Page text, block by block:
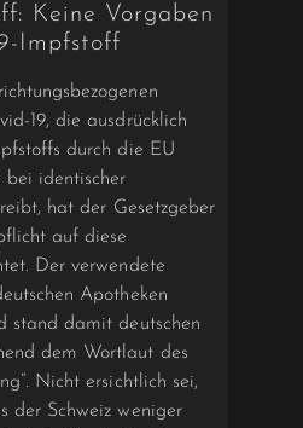
Keine Vorgaben
Impfstoff
19, die ausdrücklich
durch die EU
bei identischer
hat der Gesetzgeber
auf diese
Der verwendete
Apotheken
stand damit deutschen
dem Wortlaut des
Nicht ersichtlich sei,
der Schweiz weniger